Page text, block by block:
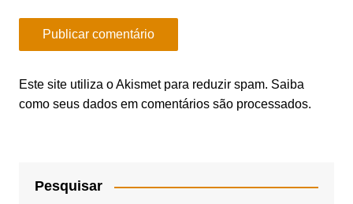
Este site utiliza o Akismet para reduzir spam. Saiba
como seus dados em comentários são processados.
Pesquisar